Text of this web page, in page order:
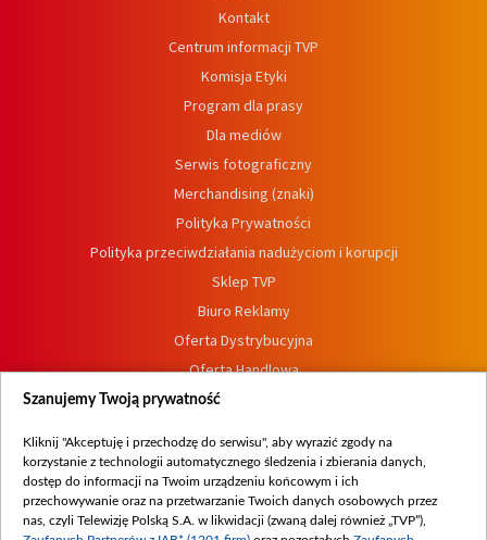
Kontakt
Centrum informacji TVP
Komisja Etyki
Program dla prasy
Dla mediów
Serwis fotograficzny
Merchandising (znaki)
Polityka Prywatności
Polityka przeciwdziałania nadużyciom i korupcji
Sklep TVP
Biuro Reklamy
Oferta Dystrybucyjna
Oferta Handlowa
Dostępność
Procedura zgłoszeń wewnętrznych
Szanujemy Twoją prywatność
Kliknij "Akceptuję i przechodzę do serwisu", aby wyrazić zgody na
korzystanie z technologii automatycznego śledzenia i zbierania danych,
dostęp do informacji na Twoim urządzeniu końcowym i ich
przechowywanie oraz na przetwarzanie Twoich danych osobowych przez
nas, czyli Telewizję Polską S.A. w likwidacji (zwaną dalej również „TVP”),